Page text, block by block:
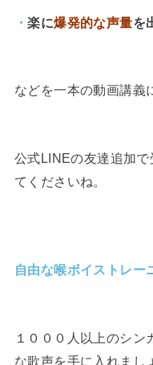
・楽に爆発的な声量を
などを一本の動画講義
公式LINEの友達追加
てくださいね。
自由な喉ボイストレ
１０００人以上のシン
な歌声を手に入れまし